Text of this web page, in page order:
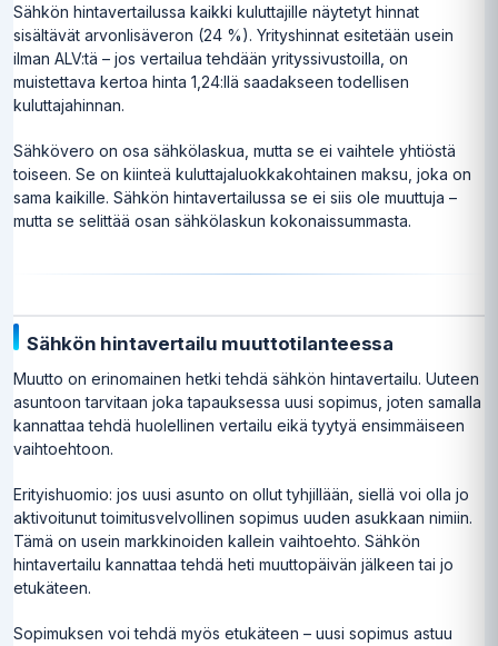
Sähkön hintavertailussa kaikki kuluttajille näytetyt hinnat
sisältävät arvonlisäveron (24 %). Yrityshinnat esitetään usein
ilman ALV:tä – jos vertailua tehdään yrityssivustoilla, on
muistettava kertoa hinta 1,24:llä saadakseen todellisen
kuluttajahinnan.
Sähkövero on osa sähkölaskua, mutta se ei vaihtele yhtiöstä
toiseen. Se on kiinteä kuluttajaluokkakohtainen maksu, joka on
sama kaikille. Sähkön hintavertailussa se ei siis ole muuttuja –
mutta se selittää osan sähkölaskun kokonaissummasta.
Sähkön hintavertailu muuttotilanteessa
Muutto on erinomainen hetki tehdä sähkön hintavertailu. Uuteen
asuntoon tarvitaan joka tapauksessa uusi sopimus, joten samalla
kannattaa tehdä huolellinen vertailu eikä tyytyä ensimmäiseen
vaihtoehtoon.
Erityishuomio: jos uusi asunto on ollut tyhjillään, siellä voi olla jo
aktivoitunut toimitusvelvollinen sopimus uuden asukkaan nimiin.
Tämä on usein markkinoiden kallein vaihtoehto. Sähkön
hintavertailu kannattaa tehdä heti muuttopäivän jälkeen tai jo
etukäteen.
Sopimuksen voi tehdä myös etukäteen – uusi sopimus astuu